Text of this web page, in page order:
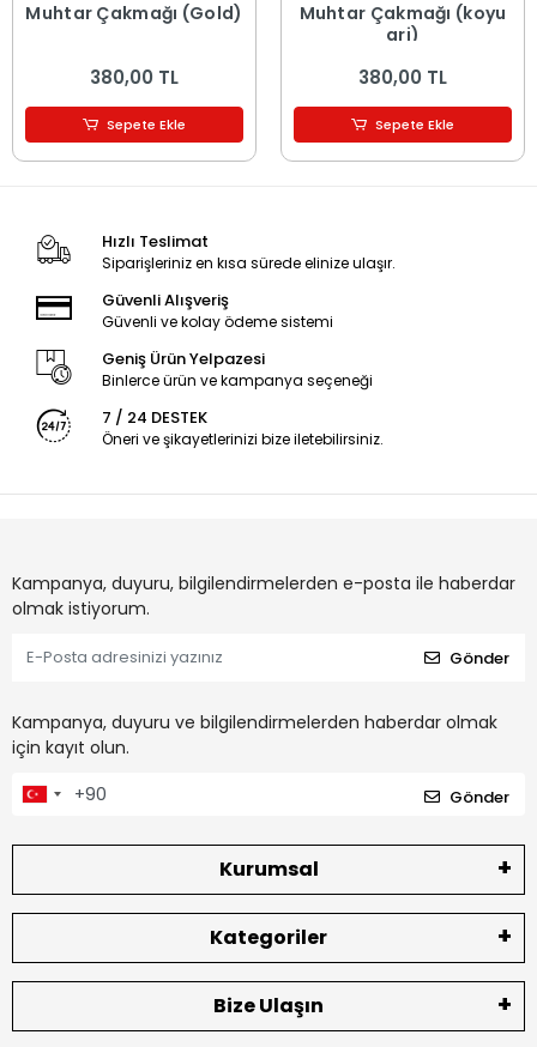
Muhtar Çakmağı (Gold)
380,00 TL
Sepete Ekle
Muhtar Çakmağı (koyu
gri)
380,00 TL
Sepete Ekle
Hızlı Teslimat
Siparişleriniz en kısa sürede elinize ulaşır.
Güvenli Alışveriş
Güvenli ve kolay ödeme sistemi
Geniş Ürün Yelpazesi
Binlerce ürün ve kampanya seçeneği
7 / 24 DESTEK
Öneri ve şikayetlerinizi bize iletebilirsiniz.
Kampanya, duyuru, bilgilendirmelerden e-posta ile haberdar
olmak istiyorum.
Gönder
Kampanya, duyuru ve bilgilendirmelerden haberdar olmak
için kayıt olun.
Gönder
Kurumsal
Kategoriler
Bize Ulaşın